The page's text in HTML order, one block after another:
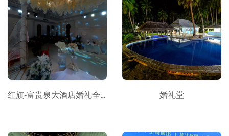
红旗-富贵泉大酒店婚礼全景 婚礼堂